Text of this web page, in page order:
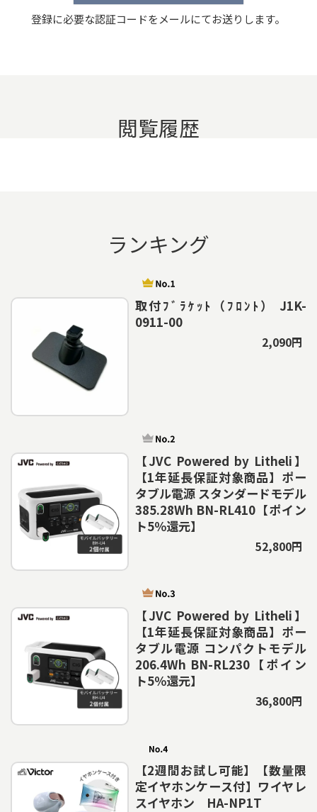
登録に必要な認証コードをメールにてお送りします。
閲覧履歴
ランキング
取付ﾌﾞﾗｹｯﾄ（ﾌﾛﾝﾄ） J1K-
0911-00
2,090円
【JVC Powered by Litheli】
【1年延長保証対象商品】ポー
タブル電源 スタンダードモデル
385.28Wh BN-RL410【ポイン
ト5％還元】
52,800円
【JVC Powered by Litheli】
【1年延長保証対象商品】ポー
タブル電源 コンパクトモデル
206.4Wh BN-RL230【ポイン
ト5％還元】
36,800円
【2週間お試し可能】【数量限
定イヤホンケース付】ワイヤレ
スイヤホン HA-NP1T